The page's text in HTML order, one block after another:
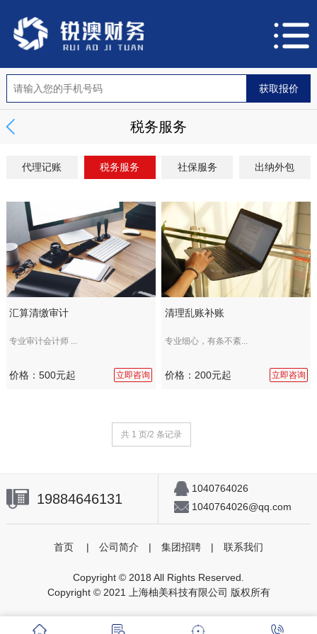
税务服务
代理记账 税务服务 社保服务 出纳外包
汇算清缴审计
专业审计会计师 ...
价格：500元起 立即咨询
清理乱账补账
专业细心，有条不紊...
价格：200元起 立即咨询
共 1 页/2 条记录
19884646131
1040764026
1040764026@qq.com
首页 | 公司简介 | 集团招聘 | 联系我们
Copyright © 2018 All Rights Reserved.
Copyright © 2021 上海柚美科技有限公司 版权所有